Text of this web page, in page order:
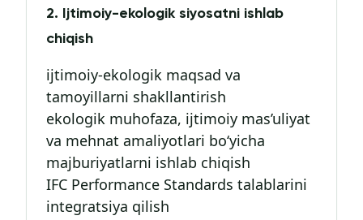
2. Ijtimoiy-ekologik siyosatni ishlab
chiqish
ijtimoiy-ekologik maqsad va
tamoyillarni shakllantirish
ekologik muhofaza, ijtimoiy mas’uliyat
va mehnat amaliyotlari bo‘yicha
majburiyatlarni ishlab chiqish
IFC Performance Standards talablarini
integratsiya qilish